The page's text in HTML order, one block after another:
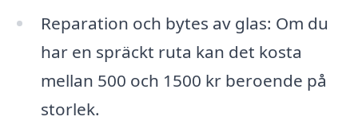
Reparation och bytes av glas: Om du
har en spräckt ruta kan det kosta
mellan 500 och 1500 kr beroende på
storlek.